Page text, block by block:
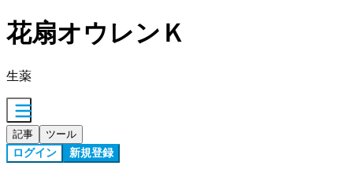
花扇オウレンＫ
生薬
記事 ツール
ログイン 新規登録